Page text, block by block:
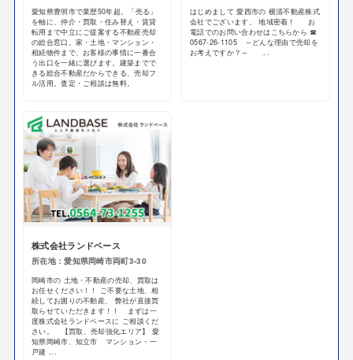
愛知県豊明市で業歴50年超。「売る」
を軸に、仲介・買取・住み替え・賃貸
転用まで中立にご提案する不動産売却
の総合窓口。家・土地・マンション・
相続物件まで、お客様の事情に一番合
う出口を一緒に選びます。建築までで
きる総合不動産だからできる、売却フ
ル活用。査定・ご相談は無料。
はじめまして 愛西市の 横清不動産株式
会社でございます。 地域密着！ お
電話でのお問い合わせはこちらから ☎
0567-26-1105 ～どんな理由で売却を
お考えですか？～ ...
株式会社ランドベース
所在地：愛知県岡崎市両町3-30
岡崎市の 土地・不動産の売却、買取は
お任せください！！ ご不要な土地、相
続してお困りの不動産、 弊社が直接買
取らせていただきます！！ まずは一
度株式会社ランドベースに ご相談くだ
さい。 【買取、売却強化エリア】 愛
知県岡崎市、知立市 マンション・一
戸建 ...